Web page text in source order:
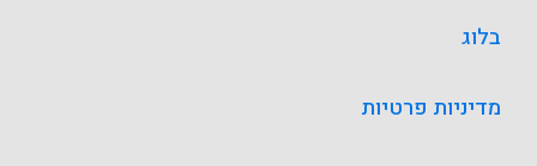
בלוג
מדיניות פרטיות